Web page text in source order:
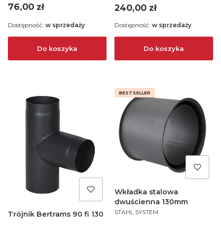
Cena
76,00 zł
Do koszyka
Dostępność: w sprzedaży
Cena
240,00 zł
Do koszyka
Dostępność: w sprzedaży
Trójnik Bertrams 90 fi 130
BESTSELLER
Wkładka stalowa
dwuścienna 130mm
PRODUCENT
STAHL SYSTEM